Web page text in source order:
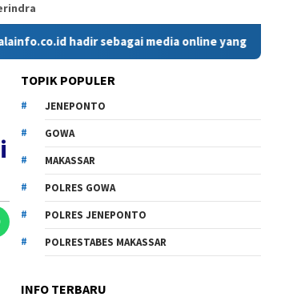
hadir sebagai media online yang menyajikan
TOPIK POPULER
JENEPONTO
GOWA
MAKASSAR
POLRES GOWA
POLRES JENEPONTO
POLRESTABES MAKASSAR
INFO TERBARU